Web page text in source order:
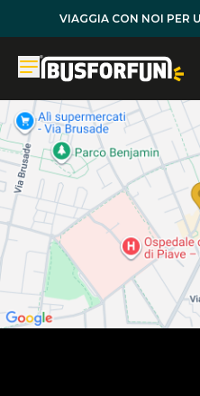
VIAGGIA CON NOI PER